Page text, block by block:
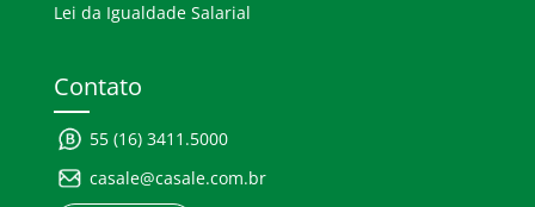
Lei da Igualdade Salarial
Contato
55 (16) 3411.5000
casale@casale.com.br